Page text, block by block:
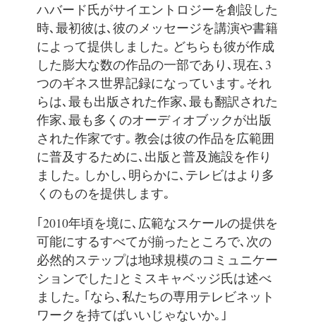
ハバード氏がサイエントロジーを創設した
時､最初彼は､彼のメッセージを講演や書籍
によって提供しました｡ どちらも彼が作成
した膨大な数の作品の一部であり､現在､3
つのギネス世界記録になっています｡それ
らは､最も出版された作家､最も翻訳された
作家､最も多くのオーディオブックが出版
された作家です｡ 教会は彼の作品を広範囲
に普及するために､出版と普及施設を作り
ました｡ しかし､明らかに､テレビはより多
くのものを提供します｡
｢2010年頃を境に､広範なスケールの提供を
可能にするすべてが揃ったところで､次の
必然的ステップは地球規模のコミュニケー
ションでした｣とミスキャベッジ氏は述べ
ました｡ ｢なら､私たちの専用テレビネット
ワークを持てばいいじゃないか｡｣